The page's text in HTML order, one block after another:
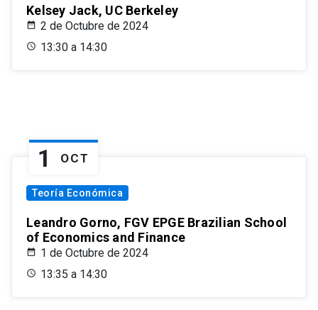
Kelsey Jack, UC Berkeley
2 de Octubre de 2024
13:30 a 14:30
1 OCT
Teoría Económica
Leandro Gorno, FGV EPGE Brazilian School
of Economics and Finance
1 de Octubre de 2024
13:35 a 14:30